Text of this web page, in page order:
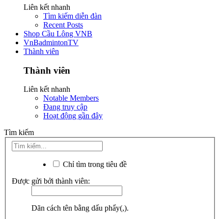
Liên kết nhanh
Tìm kiếm diễn đàn
Recent Posts
Shop Cầu Lông VNB
VnBadmintonTV
Thành viên
Thành viên
Liên kết nhanh
Notable Members
Đang truy cập
Hoạt động gần đây
Tìm kiếm
Chỉ tìm trong tiêu đề
Được gửi bởi thành viên:
Dãn cách tên bằng dấu phẩy(,).